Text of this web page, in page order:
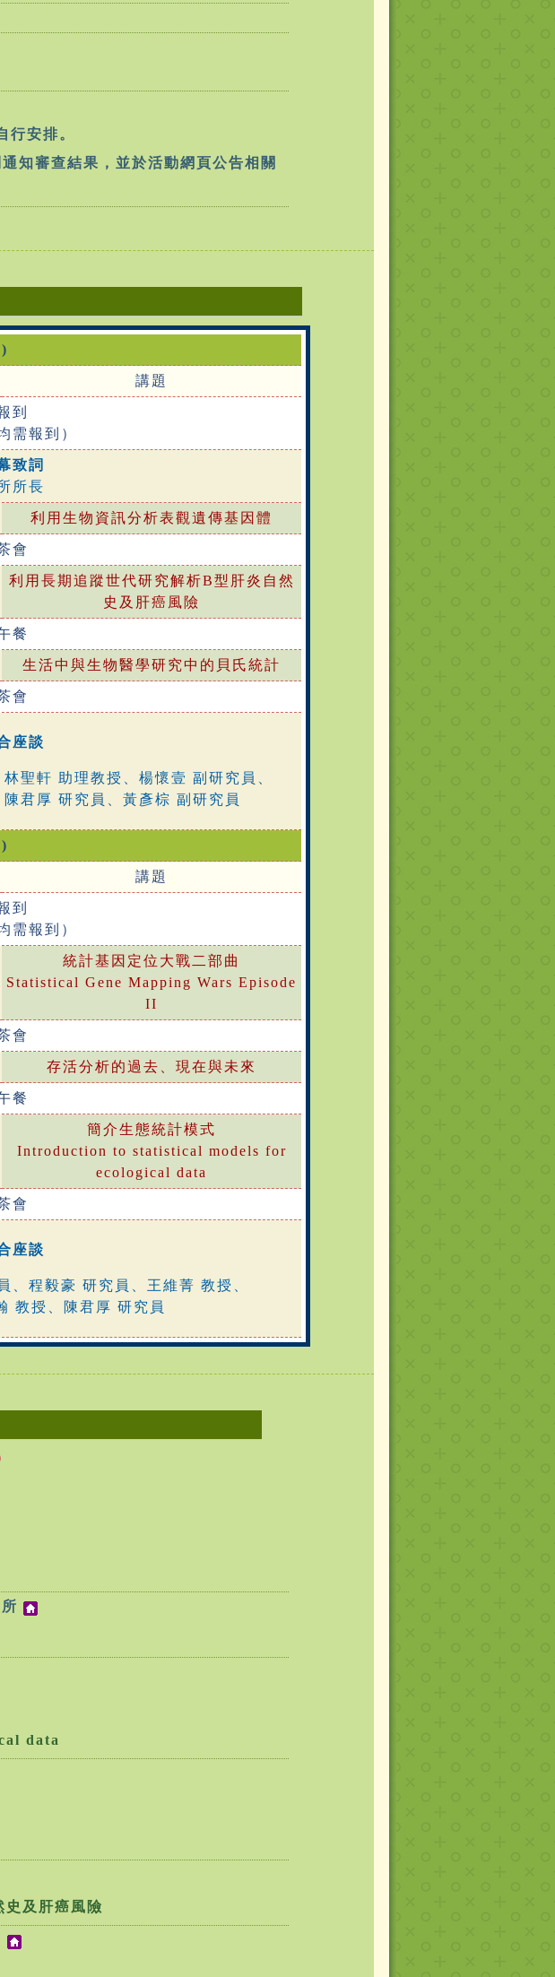
行安排。
知審查結果，並於活動網頁公告相關
講題
到
需報到）
致詞
所長
利用生物資訊分析表觀遺傳基因體
會
利用長期追蹤世代研究解析B型肝炎自然
史及肝癌風險
餐
生活中與生物醫學研究中的貝氏統計
會
座談
聖軒 助理教授、楊懷壹 副研究員、
君厚 研究員、黃彥棕 副研究員
講題
到
需報到）
統計基因定位大戰二部曲
Statistical Gene Mapping Wars Episode
II
會
存活分析的過去、現在與未來
餐
簡介生態統計模式
Introduction to statistical models for
ecological data
會
座談
、程毅豪 研究員、王維菁 教授、
教授、陳君厚 研究員
data
及肝癌風險